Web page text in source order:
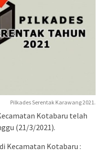
Pilkades Serentak Karawang 2021.
Kotabaru telah
(21/3/2021).
Kecamatan Kotabaru :